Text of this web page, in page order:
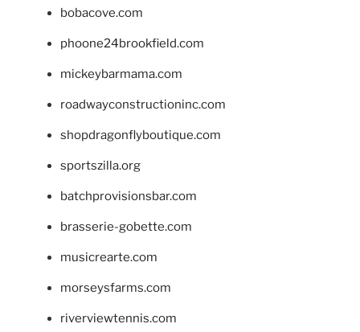
bobacove.com
phoone24brookfield.com
mickeybarmama.com
roadwayconstructioninc.com
shopdragonflyboutique.com
sportszilla.org
batchprovisionsbar.com
brasserie-gobette.com
musicrearte.com
morseysfarms.com
riverviewtennis.com